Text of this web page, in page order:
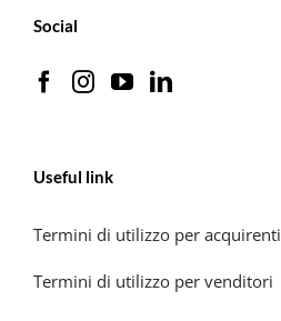
Social
Useful link
Termini di utilizzo per acquirenti
Termini di utilizzo per venditori